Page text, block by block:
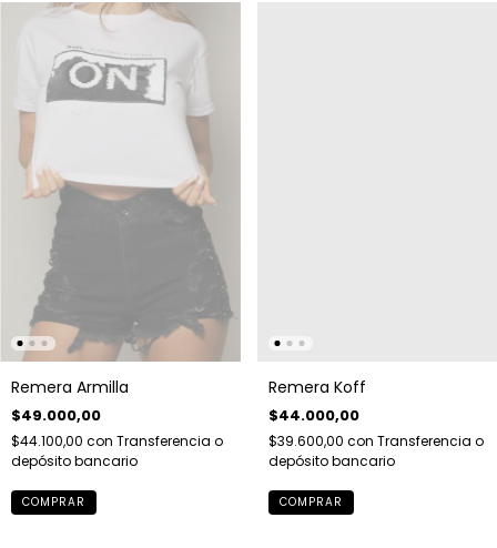
Remera Armilla
$49.000,00
$44.100,00 con Transferencia o
depósito bancario
COMPRAR
Remera Koff
$44.000,00
$39.600,00 con Transferencia o
depósito bancario
COMPRAR